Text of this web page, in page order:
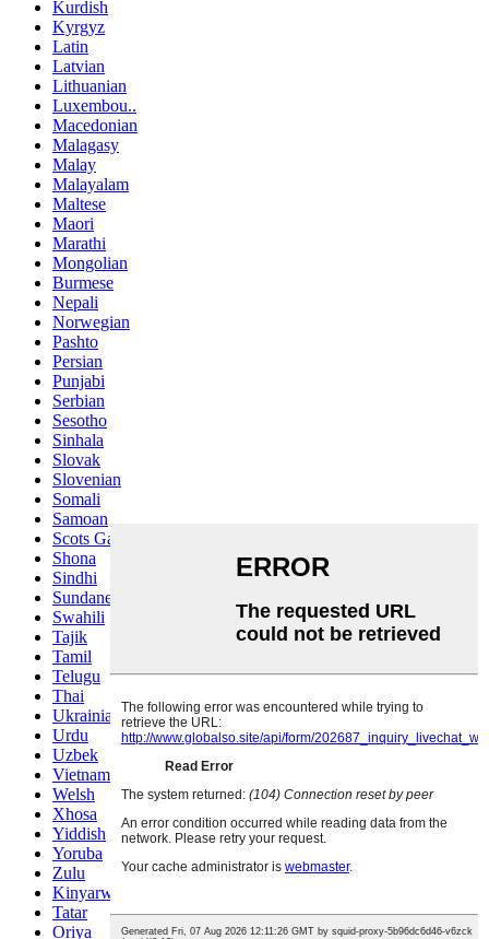
Kurdish
Kyrgyz
Latin
Latvian
Lithuanian
Luxembou..
Macedonian
Malagasy
Malay
Malayalam
Maltese
Maori
Marathi
Mongolian
Burmese
Nepali
Norwegian
Pashto
Persian
Punjabi
Serbian
Sesotho
Sinhala
Slovak
Slovenian
Somali
Samoan
Scots Gaelic
Shona
Sindhi
Sundanese
Swahili
Tajik
Tamil
Telugu
Thai
Ukrainian
Urdu
Uzbek
Vietnamese
Welsh
Xhosa
Yiddish
Yoruba
Zulu
Kinyarwanda
Tatar
Oriya